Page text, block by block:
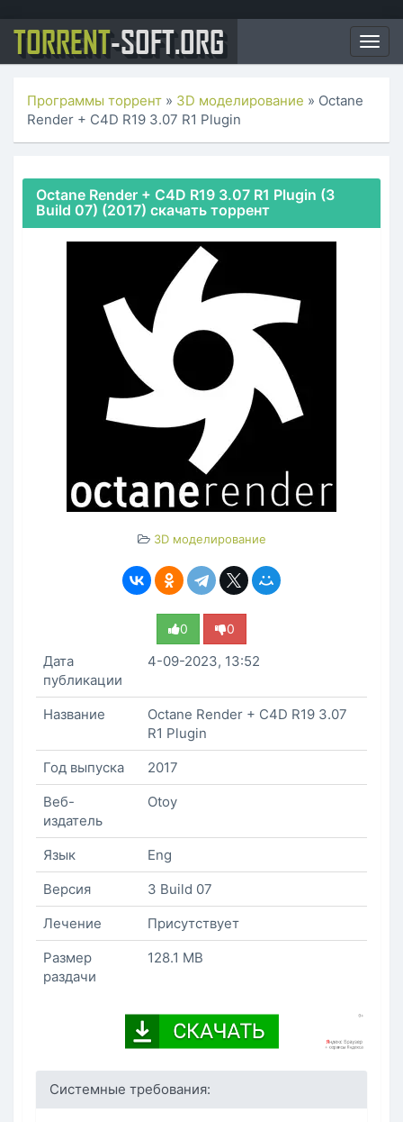
TORRENT-SOFT.ORG
Программы торрент » 3D моделирование » Octane
Render + C4D R19 3.07 R1 Plugin
Octane Render + C4D R19 3.07 R1 Plugin (3
Build 07) (2017) скачать торрент
3D моделирование
0 0
Дата
публикации
4-09-2023, 13:52
Название
Octane Render + C4D R19 3.07
R1 Plugin
Год выпуска
2017
Веб-
издатель
Otoy
Язык
Eng
Версия
3 Build 07
Лечение
Присутствует
Размер
раздачи
128.1 MB
Системные требования: